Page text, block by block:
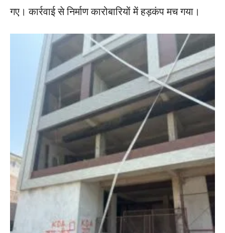
गए। कार्रवाई से निर्माण कारोबारियों में हड़कंप मच गया।